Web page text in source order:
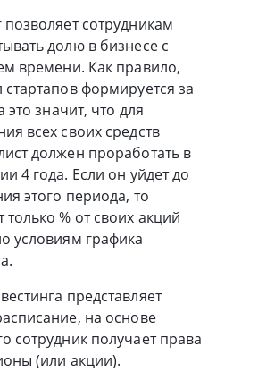
позволяет сотрудникам
долю в бизнесе с
времени. Как правило,
стартапов формируется за
это значит, что для
всех своих средств
должен проработать в
4 года. Если он уйдет до
этого периода, то
только % от своих акций
условиям графика
представляет
на основе
сотрудник получает права
(или акции).